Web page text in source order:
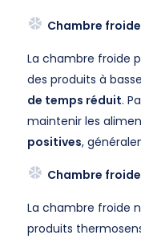
Chambre
La chambre froide
des produits à
de temps réduit.
maintenir les
positives,
Chambre
La chambre froide
produits